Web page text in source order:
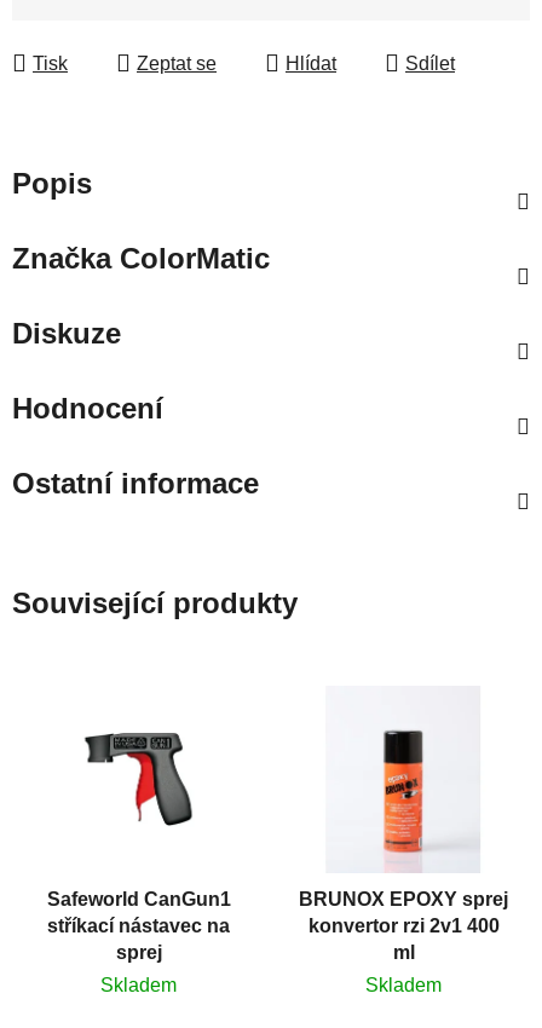
Tisk Zeptat se Hlídat Sdílet
Popis
ZnačkaColorMatic
Diskuze
Hodnocení
Ostatní informace
Související produkty
Safeworld CanGun1
stříkací nástavec na
sprej
Skladem
BRUNOX EPOXY sprej
konvertor rzi 2v1 400
ml
Skladem